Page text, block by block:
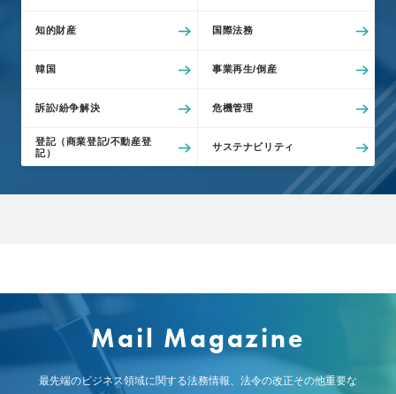
b
r
’
s
S
t
バ
知的財産 国際法務
韓国 事業再生/倒産
訴訟/紛争解決 危機管理
登記（商業登記/不動産登
記）
サステナビリティ
Mail Magazine
最先端のビジネス領域に関する法務情報、 法令の改正その他重要な